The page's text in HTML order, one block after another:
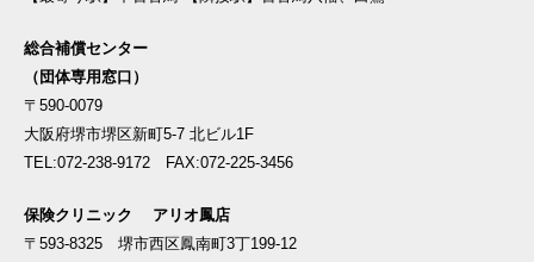
総合補償センター
（団体専用窓口）
〒590-0079
大阪府堺市堺区新町5-7 北ビル1F
TEL:072-238-9172 FAX:072-225-3456
保険クリニック アリオ鳳店
〒593-8325 堺市西区鳳南町3丁199-12